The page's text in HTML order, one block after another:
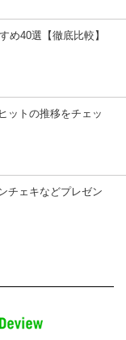
め40選【徹底比較】
ットの推移をチェッ
チェキなどプレゼン